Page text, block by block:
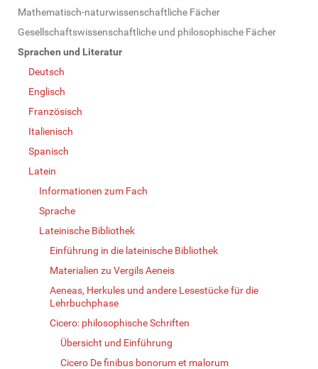
Mathematisch-naturwissenschaftliche Fächer
Gesellschaftswissenschaftliche und philosophische Fächer
Sprachen und Literatur
Deutsch
Englisch
Französisch
Italienisch
Spanisch
Latein
Informationen zum Fach
Sprache
Lateinische Bibliothek
Einführung in die lateinische Bibliothek
Materialien zu Vergils Aeneis
Aeneas, Herkules und andere Lesestücke für die
Lehrbuchphase
Cicero: philosophische Schriften
Übersicht und Einführung
Cicero De finibus bonorum et malorum